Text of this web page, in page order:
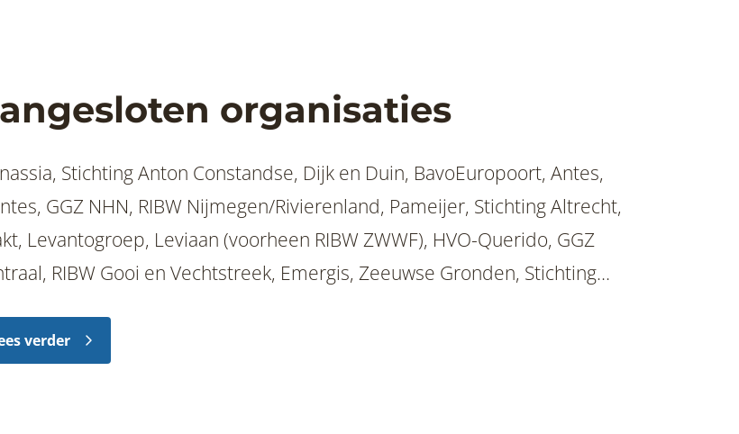
organisaties
Stichting Anton Constandse, Dijk en Duin, BavoEuropoort, Antes,
GGZ NHN, RIBW Nijmegen/Rivierenland, Pameijer, Stichting Altrecht,
Levantogroep, Leviaan (voorheen RIBW ZWWF), HVO-Querido, GGZ
RIBW Gooi en Vechtstreek, Emergis, Zeeuwse Gronden, Stichting
GO , GGZ Ingeest , Regenbooggroep/SCIP, De Volksbond/
verder